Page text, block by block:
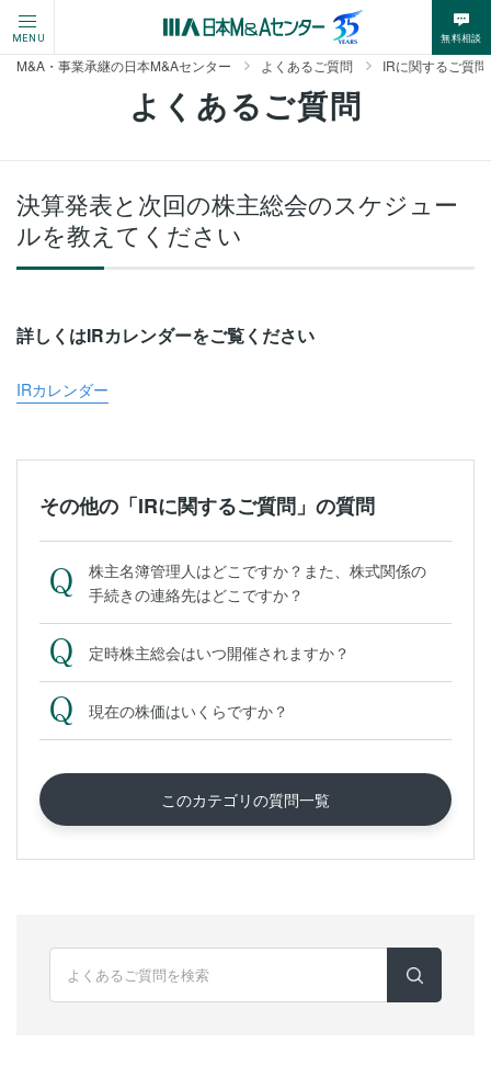
MENU 無料相談
M&A・事業承継の日本M&Aセンター よくあるご質問 IRに関するご質問
よくあるご質問
決算発表と次回の株主総会のスケジュー
ルを教えてください
詳しくはIRカレンダーをご覧ください
IRカレンダー
その他の「IRに関するご質問」の質問
株主名簿管理人はどこですか？また、株式関係の
手続きの連絡先はどこですか？
定時株主総会はいつ開催されますか？
現在の株価はいくらですか？
このカテゴリの質問一覧